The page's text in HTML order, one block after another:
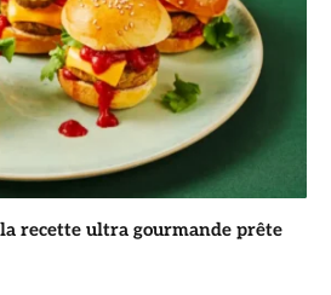
recette ultra gourmande prête